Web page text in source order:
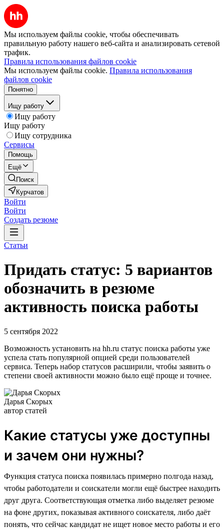
Мы используем файлы cookie, чтобы обеспечивать
правильную работу нашего веб-сайта и анализировать сетевой
трафик.
Правила использования файлов cookie
Мы используем файлы cookie. Правила использования
файлов cookie
Понятно
Ищу работу
Ищу работу
Ищу работу
Ищу сотрудника
Сервисы
Помощь
Ещё
Поиск
Курчатов
Войти
Войти
Создать резюме
Статьи
Придать статус: 5 вариантов
обозначить в резюме
активность поиска работы
5 сентября 2022
Возможность установить на hh.ru статус поиска работы уже
успела стать популярной опцией среди пользователей
сервиса. Теперь набор статусов расширили, чтобы заявить о
степени своей активности можно было ещё проще и точнее.
Дарья Скорых
автор статей
Какие статусы уже доступны
и зачем они нужны?
Функция статуса поиска появилась примерно полгода назад,
чтобы работодатели и соискатели могли ещё быстрее находить
друг друга. Соответствующая отметка либо выделяет резюме
на фоне других, показывая активного соискателя, либо даёт
понять, что сейчас кандидат не ищет новое место работы и его